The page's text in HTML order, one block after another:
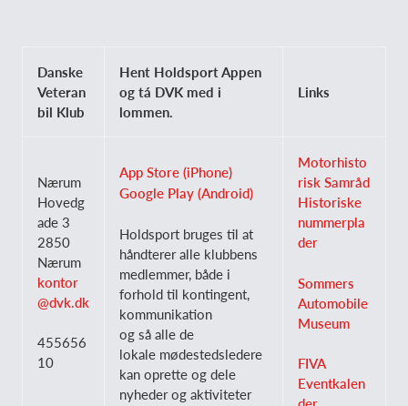
Danske
Veteran
bil Klub
Hent Holdsport Appen
og tá DVK med i
lommen.
Links
Nærum
Hovedg
ade 3
2850
Nærum
kontor
@dvk.dk
455656
10
App Store (iPhone)
Google Play (Android)
Holdsport bruges til at
håndterer alle klubbens
medlemmer, både i
forhold til kontingent,
kommunikation
og så alle de
lokale mødestedsledere
kan oprette og dele
nyheder og aktiviteter
Motorhisto
risk Samråd
Historiske
nummerpla
der
Sommers
Automobile
Museum
FIVA
Eventkalen